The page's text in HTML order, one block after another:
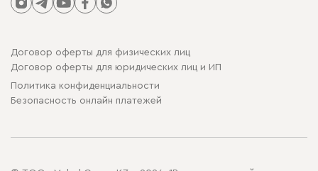
Договор оферты для физических лиц
Договор оферты для юридических лиц и ИП
Политика конфиденциальности
Безопасность онлайн платежей